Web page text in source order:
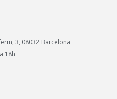
3, 08032 Barcelona
18h